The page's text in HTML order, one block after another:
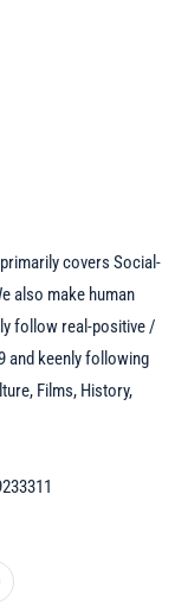
covers Social-
also make human
follow real-positive /
and keenly following
Films, History,